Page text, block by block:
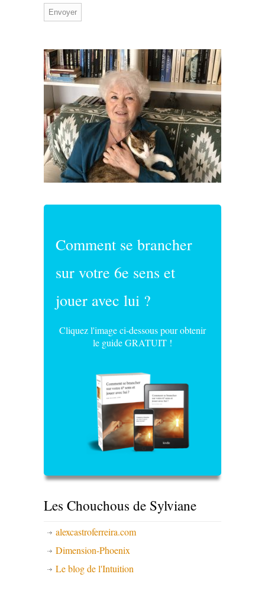
Comment se brancher
sur votre 6e sens et
jouer avec lui ?
Cliquez l'image ci-dessous pour obtenir
le guide GRATUIT !
Les Chouchous de Sylviane
alexcastroferreira.com
Dimension-Phoenix
Le blog de l'Intuition